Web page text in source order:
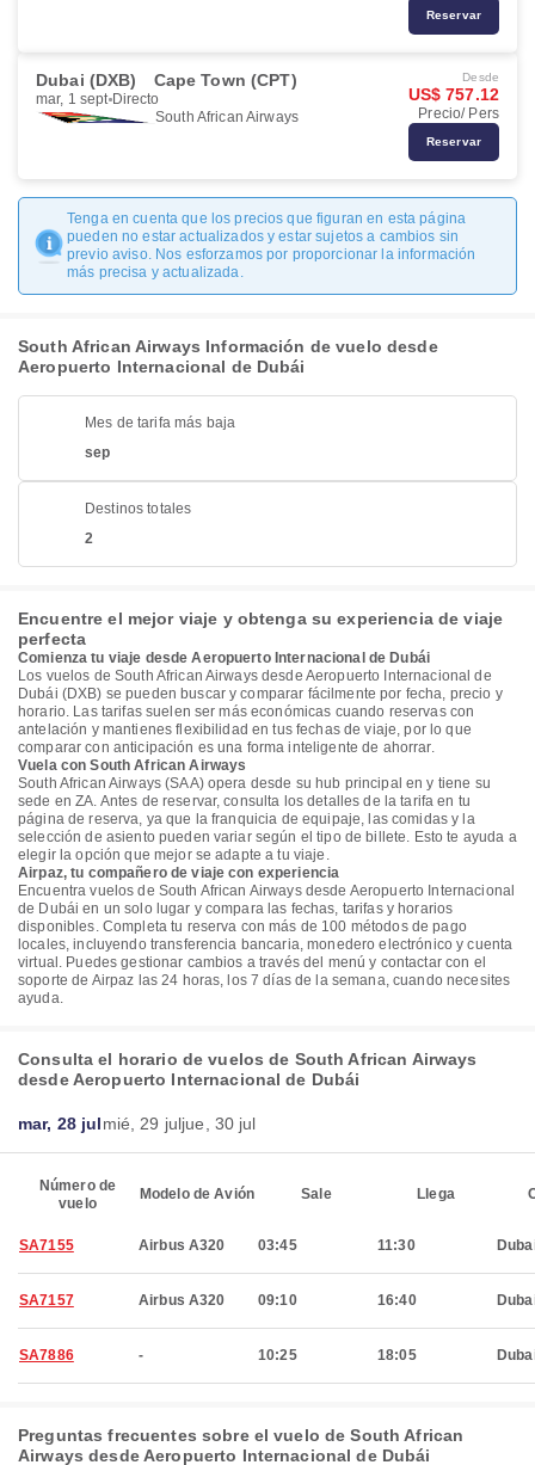
Reservar
Dubai (DXB) Cape Town (CPT)
mar, 1 sept Directo
South African Airways
Desde
US$ 757.12
Precio/ Pers
Reservar
Tenga en cuenta que los precios que figuran en esta página
pueden no estar actualizados y estar sujetos a cambios sin
previo aviso. Nos esforzamos por proporcionar la información
más precisa y actualizada.
South African Airways Información de vuelo desde
Aeropuerto Internacional de Dubái
Mes de tarifa más baja
sep
Destinos totales
2
Encuentre el mejor viaje y obtenga su experiencia de viaje
perfecta
Comienza tu viaje desde Aeropuerto Internacional de Dubái
Los vuelos de South African Airways desde Aeropuerto Internacional de
Dubái (DXB) se pueden buscar y comparar fácilmente por fecha, precio y
horario. Las tarifas suelen ser más económicas cuando reservas con
antelación y mantienes flexibilidad en tus fechas de viaje, por lo que
comparar con anticipación es una forma inteligente de ahorrar.
Vuela con South African Airways
South African Airways (SAA) opera desde su hub principal en y tiene su
sede en ZA. Antes de reservar, consulta los detalles de la tarifa en tu
página de reserva, ya que la franquicia de equipaje, las comidas y la
selección de asiento pueden variar según el tipo de billete. Esto te ayuda a
elegir la opción que mejor se adapte a tu viaje.
Airpaz, tu compañero de viaje con experiencia
Encuentra vuelos de South African Airways desde Aeropuerto Internacional
de Dubái en un solo lugar y compara las fechas, tarifas y horarios
disponibles. Completa tu reserva con más de 100 métodos de pago
locales, incluyendo transferencia bancaria, monedero electrónico y cuenta
virtual. Puedes gestionar cambios a través del menú y contactar con el
soporte de Airpaz las 24 horas, los 7 días de la semana, cuando necesites
ayuda.
Consulta el horario de vuelos de South African Airways
desde Aeropuerto Internacional de Dubái
mar, 28 julmié, 29 juljue, 30 jul
Número de
vuelo
Modelo de Avión Sale Llega
SA7155 Airbus A320 03:45 11:30
SA7157 Airbus A320 09:10 16:40
SA7886 - 10:25 18:05
Preguntas frecuentes sobre el vuelo de South African
Airways desde Aeropuerto Internacional de Dubái